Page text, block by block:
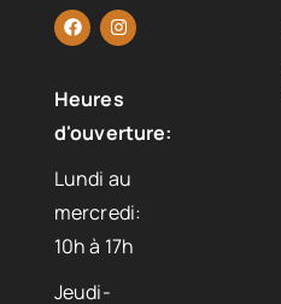
Heures
d'ouverture:
Lundi au
mercredi:
10h à 17h
Jeudi-